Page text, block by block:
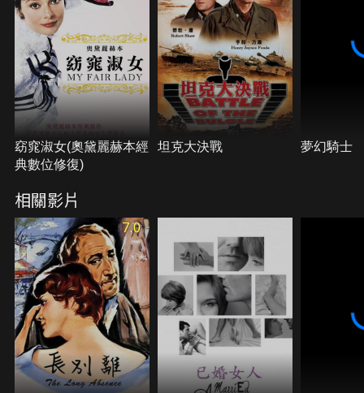
窈窕淑女(奧黛麗赫本經
典數位修復)
坦克大決戰 夢幻騎士
相關影片
7.0